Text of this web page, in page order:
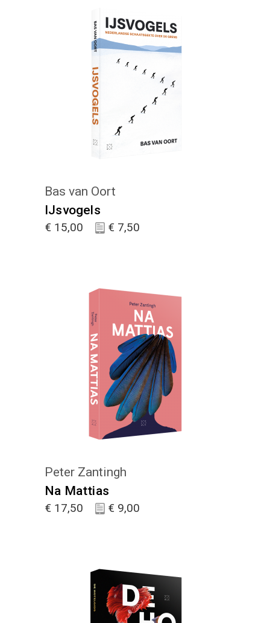
Bas van Oort
IJsvogels
€ 15,00 € 7,50
KIES :)
Peter Zantingh
Na Mattias
€ 17,50 € 9,00